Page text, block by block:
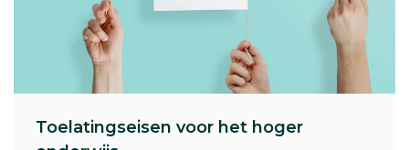
Toelatingseisen voor het hoger